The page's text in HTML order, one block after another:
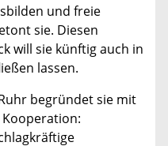
und freie
sie. Diesen
will sie künftig auch in
lassen.
begründet sie mit